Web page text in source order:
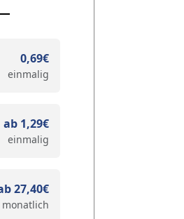
0,69€
einmalig
ab 1,29€
einmalig
27,40€
monatlich